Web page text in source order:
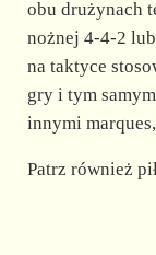
obu drużynach
nożnej 4-4-2
na taktyce
gry i tym
innymi
Patrz również